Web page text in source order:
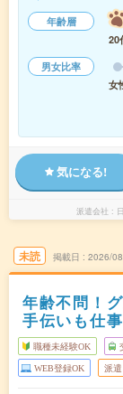
年齢層
20
男女比率
女
気になる!
派遣会社
未読 掲載日 2026/
年齢不問！
手伝いも仕
職種未経験OK
WEB登録OK 派遣